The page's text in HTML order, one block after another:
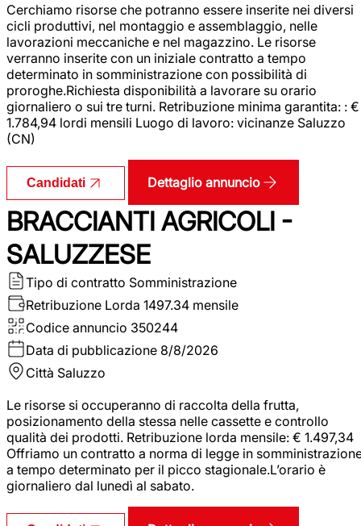
Cerchiamo risorse che potranno essere inserite nei diversi
cicli produttivi, nel montaggio e assemblaggio, nelle
lavorazioni meccaniche e nel magazzino. Le risorse
verranno inserite con un iniziale contratto a tempo
determinato in somministrazione con possibilità di
proroghe.Richiesta disponibilità a lavorare su orario
giornaliero o sui tre turni. Retribuzione minima garantita: : €
1.784,94 lordi mensili Luogo di lavoro: vicinanze Saluzzo
(CN)
Candidati Dettaglio annuncio
BRACCIANTI AGRICOLI -
SALUZZESE
Tipo di contratto Somministrazione
Retribuzione Lorda 1497.34 mensile
Codice annuncio 350244
Data di pubblicazione 8/8/2026
Città Saluzzo
Le risorse si occuperanno di raccolta della frutta,
posizionamento della stessa nelle cassette e controllo
qualità dei prodotti. Retribuzione lorda mensile: € 1.497,34
Offriamo un contratto a norma di legge in
a tempo determinato per il picco stagionale.L’orario è
giornaliero dal lunedì al sabato.